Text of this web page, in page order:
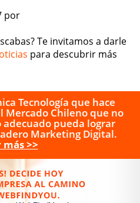
por
Te invitamos a darle
para descubrir más
Tecnología que hace
Mercado Chileno que no
pueda lograr
Marketing Digital.
más >>